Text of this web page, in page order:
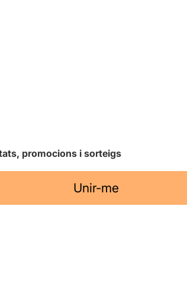
promocions i sorteigs
Unir-me